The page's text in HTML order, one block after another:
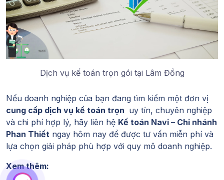
Dịch vụ kế toán trọn gói tại Lâm Đồng
Nếu doanh nghiệp của bạn đang tìm kiếm một đơn vị
cung cấp dịch vụ kế toán trọn uy tín, chuyên nghiệp
và chi phí hợp lý, hãy liên hệ Kế toán Navi – Chi nhánh
Phan Thiết ngay hôm nay để được tư vấn miễn phí và
lựa chọn giải pháp phù hợp với quy mô doanh nghiệp.
Xem thêm: